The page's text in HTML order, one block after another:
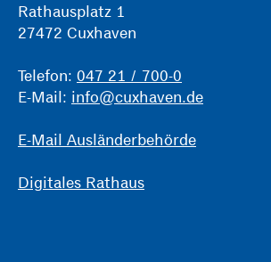
Rathausplatz 1
27472 Cuxhaven
Telefon: 047 21 / 700-0
E-Mail: info@cuxhaven.de
E-Mail Ausländerbehörde
Digitales Rathaus